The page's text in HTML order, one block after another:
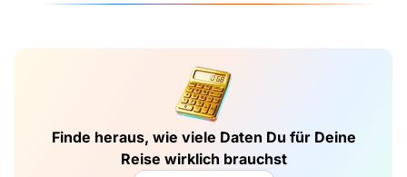
Finde heraus, wie viele Daten Du für Deine
Reise wirklich brauchst